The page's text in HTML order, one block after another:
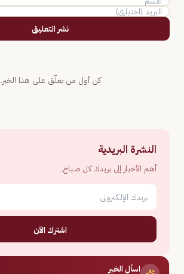
نشر التعليق
كن أول من يعلّق على هذا الخبر.
النشرة البريدية
أهم الأخبار إلى بريدك كل صباح.
اشترك الآن
اسأل الخبر